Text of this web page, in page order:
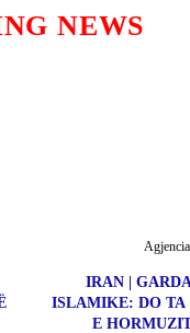
NEWS
IRAN |
ISLAMIKE: DO TA
E